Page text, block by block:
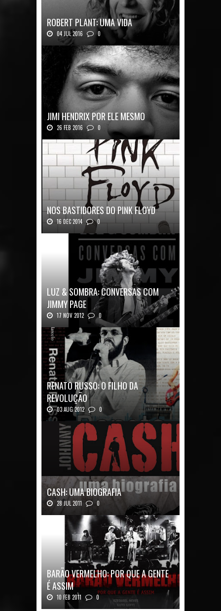
ROBERT PLANT: UMA VIDA
04 JUL 2016 0
Robert Plant, o vocalista do Led Zeppeli...
JIMI HENDRIX POR ELE MESMO
26 FEB 2016 0
Texto histórico expõe a mente do mestre J...
NOS BASTIDORES DO PINK FLOYD
16 DEC 2014 0
Nos Bastidores do Pink Floyd Autor: Mark B...
LUZ & SOMBRA: CONVERSAS COM
JIMMY PAGE
17 NOV 2012 0
Luz & Sombra: Conversas com Jimmy Pag...
RENATO RUSSO: O FILHO DA
REVOLUÇÃO
03 AUG 2012 0
Renato Russo: O Filho da Revolução Autor: Car...
CASH: UMA BIOGRAFIA
28 JUL 2011 0
Quadrinhos alemães contam a história de um
BARÃO VERMELHO: POR QUE A GENTE
É ASSIM
10 FEB 2011 0
Barão Vermelho: Por que a Gente é